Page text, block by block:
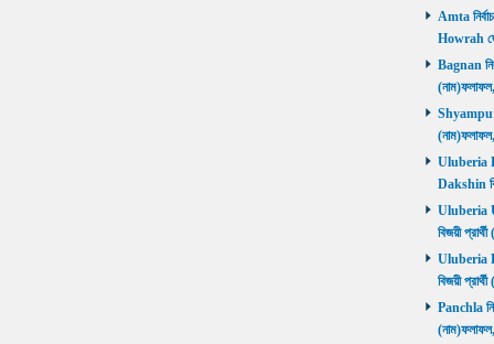
Amta
Howrah
Bagnan
Shyampur
Uluberia
Dakshin
Uluberia
বিজয়ী
Uluberia
বিজয়ী
Panchla